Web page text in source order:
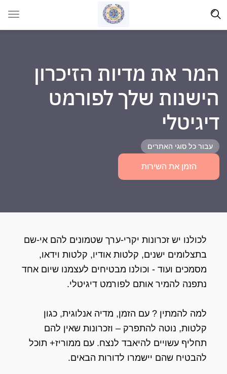
המר את מדיות הזיכרון
הישנות שלך לפורמט
דיגיטלי
עבור כל סוגי האתרים
הזמן את השירות
לכולנו יש זכרונות יקרי-ערך שטמונים להם אי-שם
בתצלומים ישנים, קלטות אודיו, קלטות וידאו,
מסמכים ועוד - וכולנו מבטיחים לעצמנו שיום אחד
נתפנה להמיר אותם לפורמט דיגיטלי.
למה להמתין ? עם הזמן, מדיה אנלוגית, כגון
קלטות, נוטה להתפרק – וזכרונות שאין להם
תחליף עשויים להיאבד לנצח. עם ממוריז+ תוכל
להבטיח שהם יישמרו לדורות הבאים.